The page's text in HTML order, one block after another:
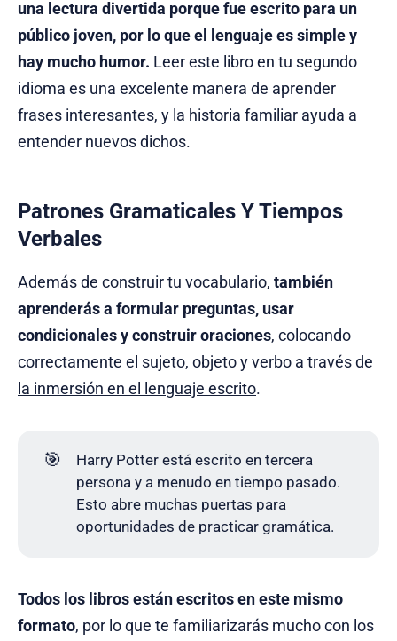
una lectura divertida porque fue escrito para un
público joven, por lo que el lenguaje es simple y
hay mucho humor. Leer este libro en tu segundo
idioma es una excelente manera de aprender
frases interesantes, y la historia familiar ayuda a
entender nuevos dichos.
Patrones Gramaticales Y Tiempos
Verbales
Además de construir tu vocabulario, también
aprenderás a formular preguntas, usar
condicionales y construir oraciones, colocando
correctamente el sujeto, objeto y verbo a través de
la inmersión en el lenguaje escrito.
🎯
Harry Potter está escrito en tercera
persona y a menudo en tiempo pasado.
Esto abre muchas puertas para
oportunidades de practicar gramática.
Todos los libros están escritos en este mismo
formato, por lo que te familiarizarás mucho con los